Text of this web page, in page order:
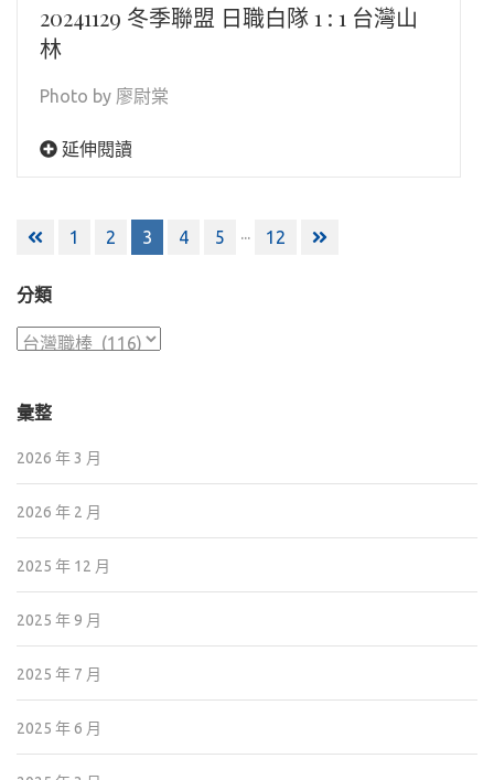
20241129 冬季聯盟 日職白隊 1 : 1 台灣山
林
Photo by 廖尉棠
延伸閱讀
文
分
頁
1 2 3 4 5 12
分類
分
彙整
2026 年 3 月
2026 年 2 月
2025 年 12 月
2025 年 9 月
2025 年 7 月
2025 年 6 月